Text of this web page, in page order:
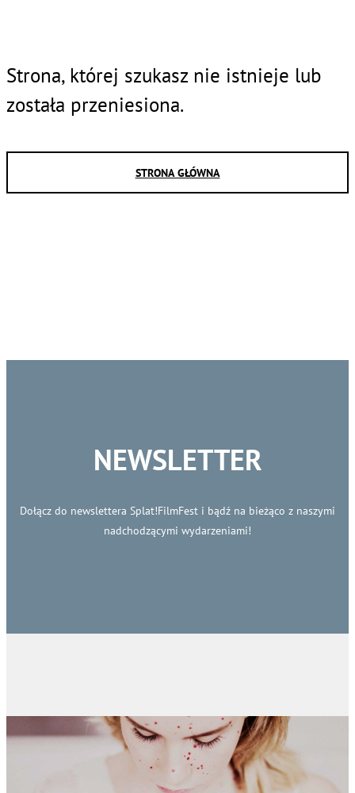
Strona, której szukasz nie istnieje lub
została przeniesiona.
STRONA GŁÓWNA
NEWSLETTER
Dołącz do newslettera Splat!FilmFest i bądź na bieżąco z naszymi
nadchodzącymi wydarzeniami!